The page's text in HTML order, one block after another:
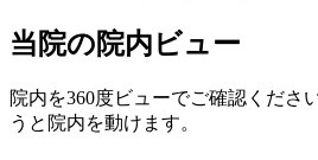
当院の院内ビュー
院内を360度ビューでご確認くだ
うと院内を動けます。